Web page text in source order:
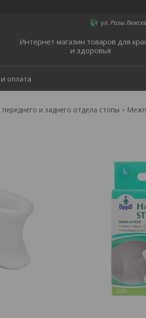
ул. Розы
Интернет магазин товаров для
и здоровья
оплата
и заднего отдела стопы